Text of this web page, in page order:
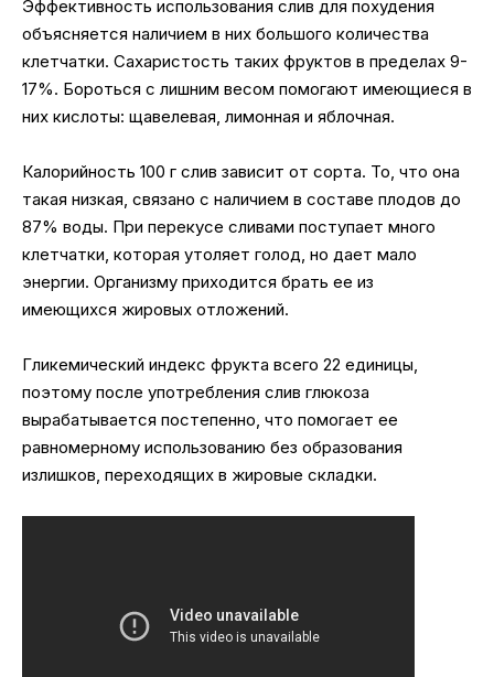
Эффективность использования слив для похудения
объясняется наличием в них большого количества
клетчатки. Сахаристость таких фруктов в пределах 9-
17%. Бороться с лишним весом помогают имеющиеся в
них кислоты: щавелевая, лимонная и яблочная.
Калорийность 100 г слив зависит от сорта. То, что она
такая низкая, связано с наличием в составе плодов до
87% воды. При перекусе сливами поступает много
клетчатки, которая утоляет голод, но дает мало
энергии. Организму приходится брать ее из
имеющихся жировых отложений.
Гликемический индекс фрукта всего 22 единицы,
поэтому после употребления слив глюкоза
вырабатывается постепенно, что помогает ее
равномерному использованию без образования
излишков, переходящих в жировые складки.